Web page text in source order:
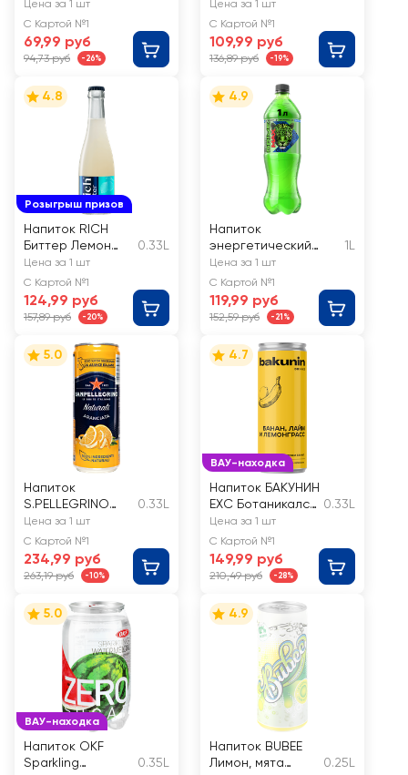
газированный
Цена за 1 шт
С Картой №1
69,99 руб
94,73 руб -26%
сильногазирован
ный
Цена за 1 шт
С Картой №1
109,99 руб
136,89 руб -19%
Розыгрыш призов
4.8
Напиток RICH
Биттер Лемон
сильногазирован
ный
0.33L
Цена за 1 шт
С Картой №1
124,99 руб
157,89 руб -20%
4.9
Напиток
энергетический
DRIVE ME Max
сильногазированный
1L
Цена за 1 шт
С Картой №1
119,99 руб
152,59 руб -21%
5.0
Напиток
S.PELLEGRINO
Aranciata
сокосодержащий
газированный
0.33L
Цена за 1 шт
С Картой №1
234,99 руб
263,19 руб -10%
ВАУ-находка
4.7
Напиток БАКУНИН
EXC Ботаникалс
Банан, лайм,
лемонграсс
сильногазирован
ный
0.33L
Цена за 1 шт
С Картой №1
149,99 руб
210,49 руб -28%
ВАУ-находка
5.0
Напиток OKF
Sparkling
0.35L
4.9
Напиток BUBEE
Лимон, мята
0.25L